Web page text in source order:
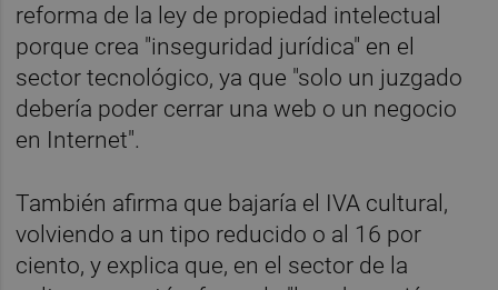
reforma de la ley de propiedad intelectual
porque crea "inseguridad jurídica" en el
sector tecnológico, ya que "solo un juzgado
debería poder cerrar una web o un negocio
en Internet".
También afirma que bajaría el IVA cultural,
volviendo a un tipo reducido o al 16 por
ciento, y explica que, en el sector de la